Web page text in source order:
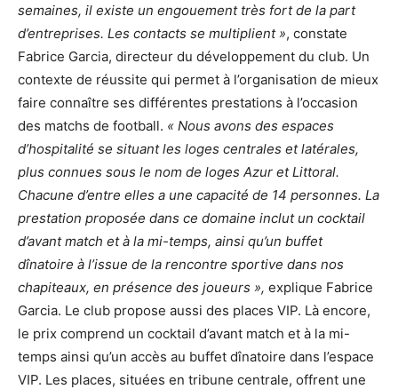
semaines, il existe un engouement très fort de la part
d’entreprises. Les contacts se multiplient », constate
Fabrice Garcia, directeur du développement du club. Un
contexte de réussite qui permet à l’organisation de mieux
faire connaître ses différentes prestations à l’occasion
des matchs de football. « Nous avons des espaces
d’hospitalité se situant les loges centrales et latérales,
plus connues sous le nom de loges Azur et Littoral.
Chacune d’entre elles a une capacité de 14 personnes. La
prestation proposée dans ce domaine inclut un cocktail
d’avant match et à la mi-temps, ainsi qu’un buffet
dînatoire à l’issue de la rencontre sportive dans nos
chapiteaux, en présence des joueurs », explique Fabrice
Garcia. Le club propose aussi des places VIP. Là encore,
le prix comprend un cocktail d’avant match et à la mi-
temps ainsi qu’un accès au buffet dînatoire dans l’espace
VIP. Les places, situées en tribune centrale, offrent une